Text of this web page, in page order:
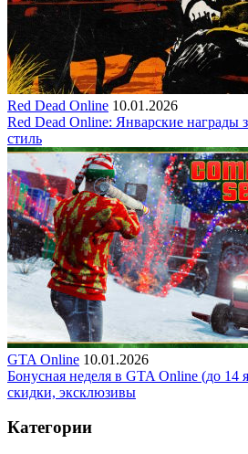
Red Dead Online 10.01.2026
Red Dead Online: Январские награды
стиль
GTA Online 10.01.2026
Бонусная неделя в GTA Online (до 14
скидки, эксклюзивы
Категории